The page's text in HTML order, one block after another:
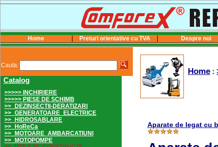
Home Preturi orientative cu TVA Despre noi
Cauta:
Catalog
>>>>> INCHIRIERE
>>>>> PIESE DE SCHIMB
>>_DEZINSECTII-DERATIZARI
>>_GENERATOARE_ELECTRICE
>>_HIDROSABLARE
>>_HoReCa
>>_MOTOARE_AMBARCATIUNI
>>_MOTOPOMPE
Home :
Aparate de legat cu